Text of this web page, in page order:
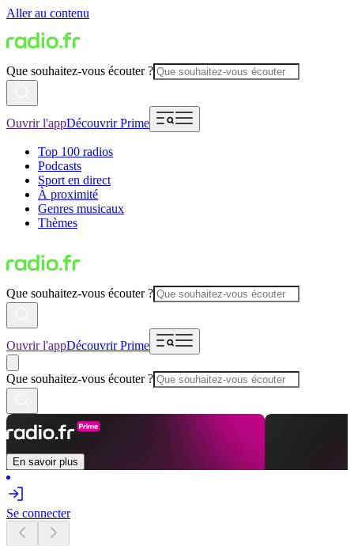
Aller au contenu
Que souhaitez-vous écouter ?
Ouvrir l'appDécouvrir Prime
Top 100 radios
Podcasts
Sport en direct
À proximité
Genres musicaux
Thèmes
Que souhaitez-vous écouter ?
Ouvrir l'appDécouvrir Prime
Que souhaitez-vous écouter ?
En savoir plus
Se connecter